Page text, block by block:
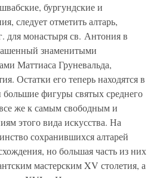
бургундские и
следует отметить алтарь,
для монастыря св. Антония в
знаменитыми
Маттиаса Груневальда,
Остатки его теперь находятся в
большие фигуры святых среднего
же к самым свободным и
этого вида искусства. На
сохранившихся алтарей
но большая часть из них
мастерским XV столетия, а